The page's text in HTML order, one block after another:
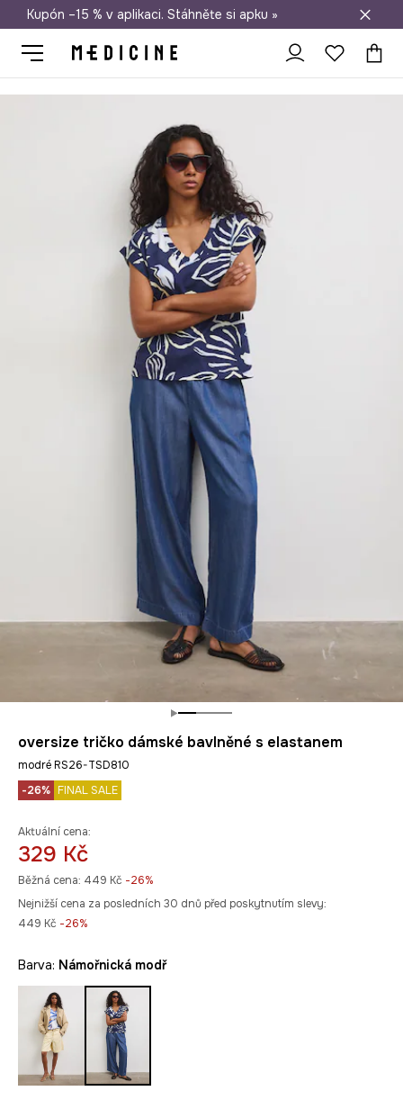
Doprava zdarma při nákupu nad 1 200 Kč
Kupón –15 % v aplikaci. Stáhněte si apku »
oversize tričko dámské bavlněné s elastanem
modré RS26-TSD810
-26% FINAL SALE
Aktuální cena:
329 Kč
Běžná cena: 449 Kč -26%
Nejnižší cena za posledních 30 dnů před poskytnutím slevy:
449 Kč -26%
Barva: námořnická modř